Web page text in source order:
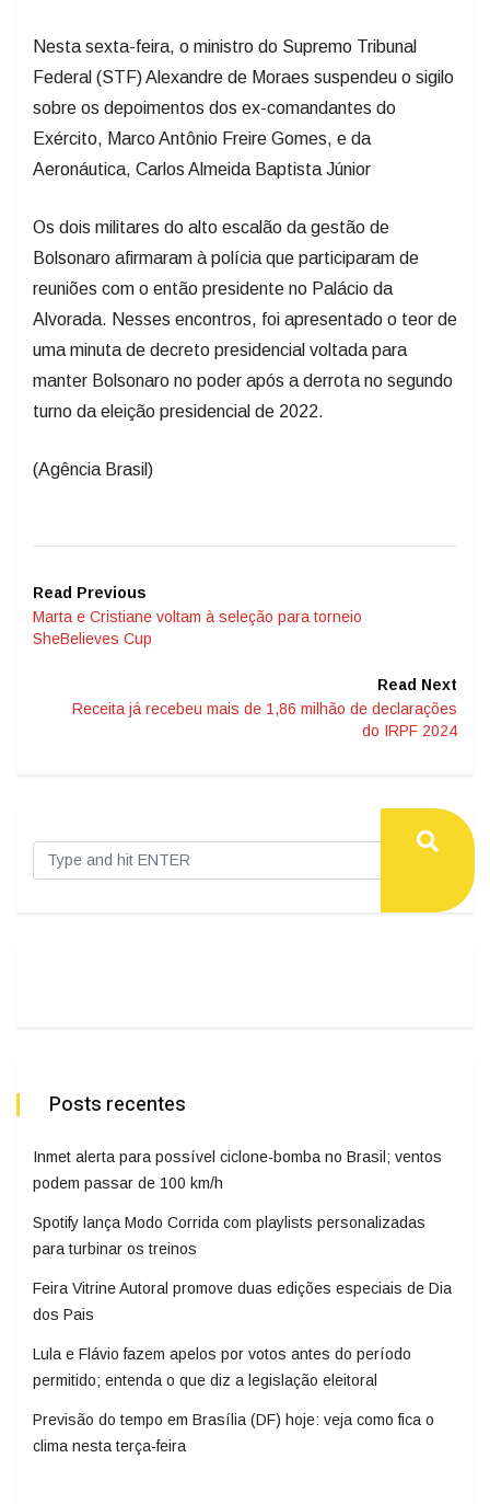
Nesta sexta-feira, o ministro do Supremo Tribunal
Federal (STF) Alexandre de Moraes suspendeu o sigilo
sobre os depoimentos dos ex-comandantes do
Exército, Marco Antônio Freire Gomes, e da
Aeronáutica, Carlos Almeida Baptista Júnior
Os dois militares do alto escalão da gestão de
Bolsonaro afirmaram à polícia que participaram de
reuniões com o então presidente no Palácio da
Alvorada. Nesses encontros, foi apresentado o teor de
uma minuta de decreto presidencial voltada para
manter Bolsonaro no poder após a derrota no segundo
turno da eleição presidencial de 2022.
(Agência Brasil)
Read Previous
Marta e Cristiane voltam à seleção para torneio
SheBelieves Cup
Read Next
Receita já recebeu mais de 1,86 milhão de declarações
do IRPF 2024
Posts recentes
Inmet alerta para possível ciclone-bomba no Brasil; ventos
podem passar de 100 km/h
Spotify lança Modo Corrida com playlists personalizadas
para turbinar os treinos
Feira Vitrine Autoral promove duas edições especiais de Dia
dos Pais
Lula e Flávio fazem apelos por votos antes do período
permitido; entenda o que diz a legislação eleitoral
Previsão do tempo em Brasília (DF) hoje: veja como fica o
clima nesta terça-feira